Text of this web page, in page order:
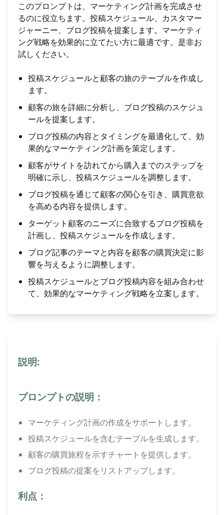
このプロンプトは、マーケティング計画を完成させ
るのに役立ちます。投稿スケジュール、カスタマー
ジャーニー、ブログ投稿を提案します。マーケティ
ング戦略を効果的に立てたい方に最適です。是非お
試しください。
投稿スケジュールと顧客の旅のテーブルを作成し
ます。
顧客の旅を詳細に分析し、ブログ投稿のスケジュ
ールを提案します。
ブログ投稿の内容とタイミングを最適化して、効
果的なマーケティング計画を策定します。
顧客がサイトを訪れてから購入までのステップを
明確に示し、投稿スケジュールを調整します。
ブログ投稿を通じて顧客の関心を引き、購買意欲
を高める内容を提供します。
ターゲット顧客のニーズに合致するブログ投稿を
計画し、投稿スケジュールを作成します。
ブログ記事のテーマと内容を顧客の購買決定に影
響を与えるように調整します。
投稿スケジュールとブログ投稿内容を組み合わせ
て、効果的なマーケティング戦略を立案します。
説明:
プロンプトの説明：
マーケティング計画の作成をサポートします。
投稿スケジュールを含むテーブルを生成します。
顧客の購買旅程を示すチャートを提供します。
ブログ投稿の提案をリストアップします。
利点：